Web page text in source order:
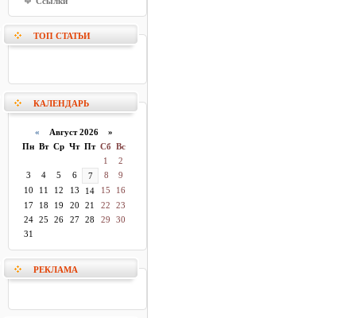
ТОП СТАТЬИ
КАЛЕНДАРЬ
« Август 2026 »
Пн Вт Ср Чт Пт Сб Вс
1
2
3
4 5 6 7 8
9
10
11 12 13 14 15
16
17
18 19 20 21 22
23
24
25 26 27 28 29
30
31
РЕКЛАМА